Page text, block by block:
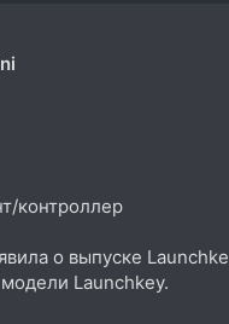
контроллер
о выпуске
Launchkey.